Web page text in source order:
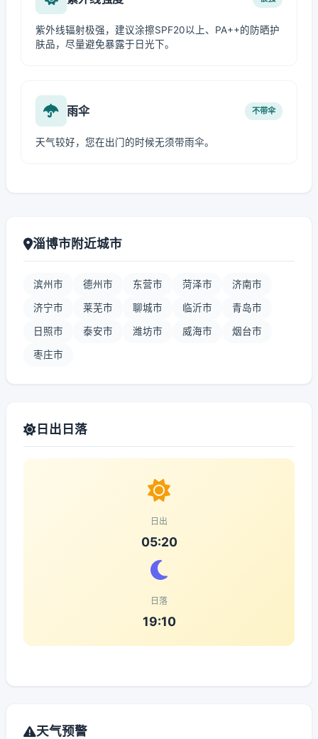
紫外线辐射极强，建议涂擦SPF20以上、PA++的防晒护
肤品，尽量避免暴露于日光下。
雨伞 不带伞
天气较好，您在出门的时候无须带雨伞。
淄博市附近城市
滨州市 德州市 东营市 菏泽市 济南市
济宁市 莱芜市 聊城市 临沂市 青岛市
日照市 泰安市 潍坊市 威海市 烟台市
枣庄市
日出日落
日出
05:20
日落
19:10
天气预警